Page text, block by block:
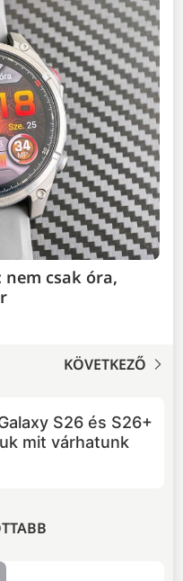
nem csak óra,
KÖVETKEZŐ
amit tudnod
VI-ról